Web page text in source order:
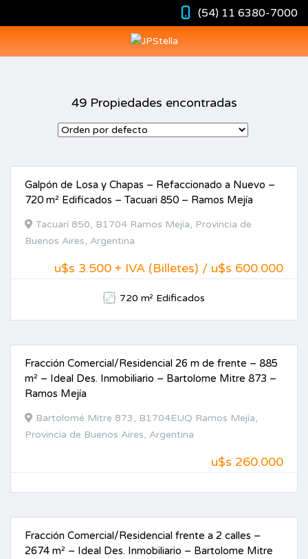
(54) 11 6380-7000
49 Propiedades encontradas
ALQUILER
Galpón de Losa y Chapas – Refaccionado a Nuevo –
720 m² Edificados – Tacuari 850 – Ramos Mejía
Tacuarí 850, B1704 Ramos Mejía, Provincia de
Buenos Aires, Argentina
u$s 3.500 + IVA (Billetes) / u$s 600.000
720 m² Edificados
Fracción Comercial/Residencial 26 m de frente – 885
m² – Ideal Des. Inmobiliario – Bartolome Mitre 873 –
Ramos Mejía
Bartolomé Mitre 873, B1704EUQ Ramos Mejía,
Provincia de Buenos Aires, Argentina
u$s 260.000
Fracción Comercial/Residencial frente a 2 calles –
2674 m² – Ideal Des. Inmobiliario – Bartolome Mitre